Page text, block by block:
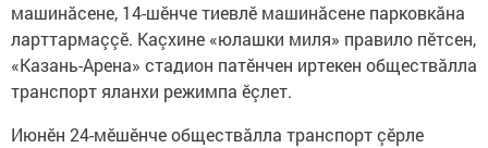
машинăсене, 14-шӗнче тиевлӗ машинăсене парковкăна
ларттармаççӗ. Каçхине «юлашки миля» правило пӗтсен,
«Казань-Арена» стадион патӗнчен иртекен обществăлла
транспорт яланхи режимпа ӗçлет.
Июнӗн 24-мӗшӗнче обществăлла транспорт çӗрле